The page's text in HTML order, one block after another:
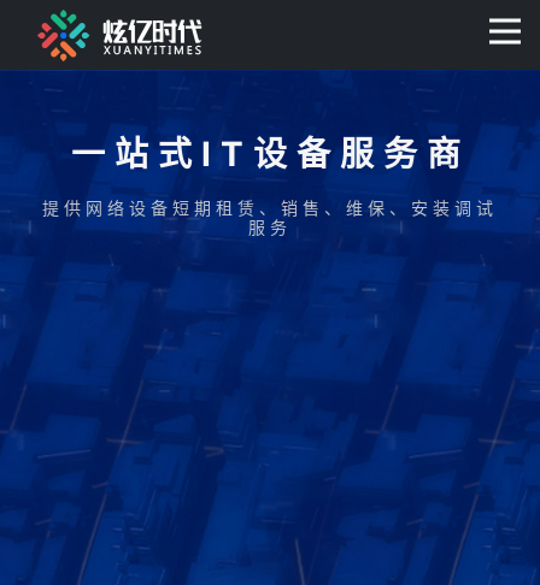
一站式IT设备服务商
提供网络设备短期租赁、销售、维保、安装调试
服务